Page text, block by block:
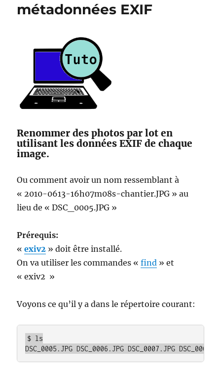
photos
métadonnées EXIF
Renommer des photos par lot en
utilisant les données EXIF de chaque
image.
Ou comment avoir un nom ressemblant à
« 2010-0613-16h07m08s-chantier.JPG » au
lieu de « DSC_0005.JPG »
Prérequis:
«exiv2 » doit être installé.
On va utiliser les commandes «find » et
« exiv2 »
Voyons ce qu’il y a dans le répertoire courant:
$ ls